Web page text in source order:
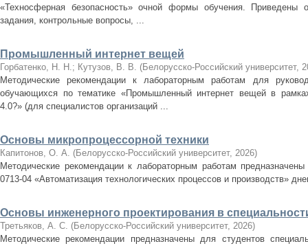
«Техносферная безопасность» очной формы обучения. Приведены
задания, контрольные вопросы, ...
Промышленный интернет вещей
Горбатенко, Н. Н.; Кутузов, В. В. (Белорусско-Российский университет,
Методические рекомендации к лабораторным работам для
обучающихся по тематике «Промышленный интернет вещей в
4.0?» (для специалистов организаций ...
Основы микропроцессорной техники
Капитонов, О. А. (Белорусско-Российский университет, 2026)
Методические рекомендации к лабораторным работам
0713-04 «Автоматизация технологических процессов и производств»
Основы инженерного проектирования в
Третьяков, А. С. (Белорусско-Российский университет, 2026)
Методические рекомендации предназначены для студентов